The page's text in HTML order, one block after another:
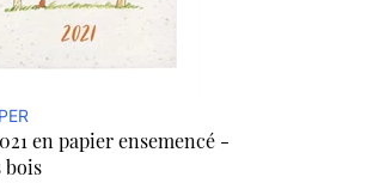
en papier ensemencé -
bois